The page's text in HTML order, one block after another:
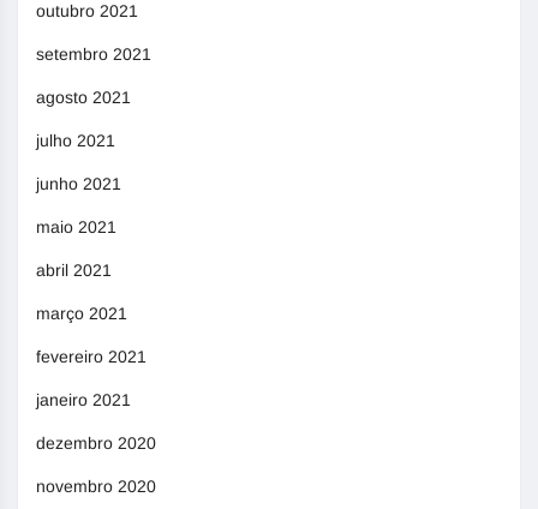
outubro 2021
setembro 2021
agosto 2021
julho 2021
junho 2021
maio 2021
abril 2021
março 2021
fevereiro 2021
janeiro 2021
dezembro 2020
novembro 2020